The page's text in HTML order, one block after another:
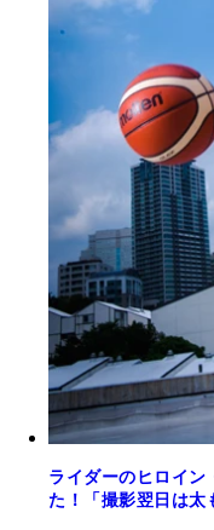
ライダーのヒロイン
た！「撮影翌日は太